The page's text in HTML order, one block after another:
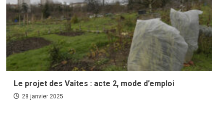
Le projet des Vaîtes : acte 2, mode d’emploi
28 janvier 2025